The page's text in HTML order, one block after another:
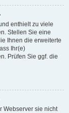
enthielt zu viele
Stellen Sie eine
Ihnen die erweiterte
Ihr(e)
Prüfen Sie ggf. die
Webserver sie nicht